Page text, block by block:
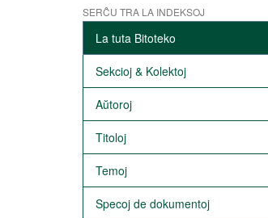
SERĈU TRA LA INDEKSOJ
La tuta Bitoteko
Sekcioj & Kolektoj
Aŭtoroj
Titoloj
Temoj
Specoj de dokumentoj